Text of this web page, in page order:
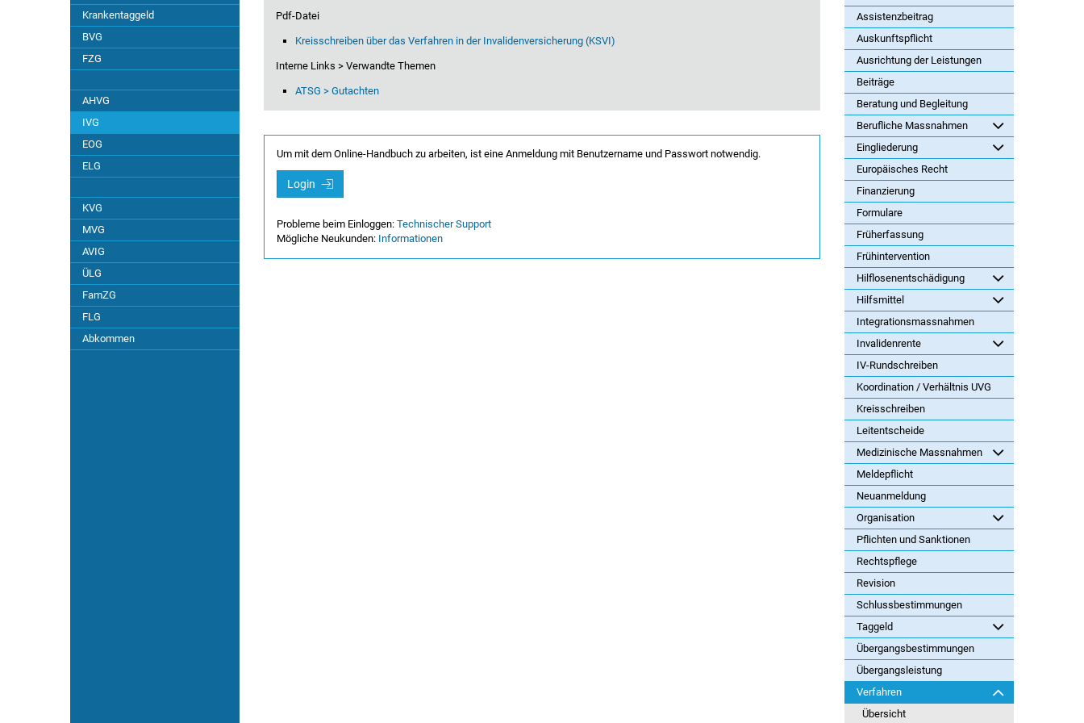
Krankentaggeld
BVG
FZG
AHVG
IVG
EOG
ELG
KVG
MVG
AVIG
ÜLG
FamZG
FLG
Abkommen
Pdf-Datei
Kreisschreiben über das Verfahren in der Invalidenversicherung (KSVI)
Interne Links > Verwandte Themen
ATSG > Gutachten
Um mit dem Online-Handbuch zu arbeiten, ist eine Anmeldung mit Benutzername und Passwort notwendig.
Login
Probleme beim Einloggen: Technischer Support
Mögliche Neukunden: Informationen
Assistenzbeitrag
Auskunftspflicht
Ausrichtung der Leistungen
Beiträge
Beratung und Begleitung
Berufliche Massnahmen
Eingliederung
Europäisches Recht
Finanzierung
Formulare
Früherfassung
Frühintervention
Hilflosenentschädigung
Hilfsmittel
Integrationsmassnahmen
Invalidenrente
IV-Rundschreiben
Koordination / Verhältnis UVG
Kreisschreiben
Leitentscheide
Medizinische Massnahmen
Meldepflicht
Neuanmeldung
Organisation
Pflichten und Sanktionen
Rechtspflege
Revision
Schlussbestimmungen
Taggeld
Übergangsbestimmungen
Übergangsleistung
Verfahren
Übersicht